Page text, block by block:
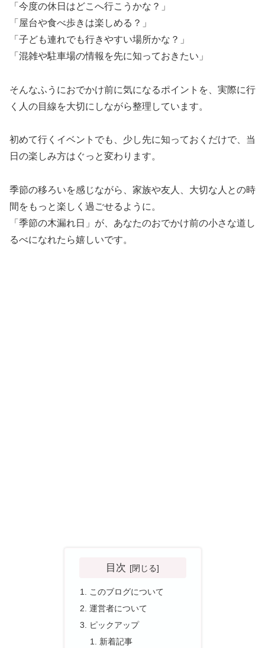
「今度の休日はどこへ行こうかな？」
「屋台や食べ歩きは楽しめる？」
「子ども連れでも行きやすい場所かな？」
「混雑や駐車場の情報を先に知っておきたい」
そんなふうにおでかけ前に気になるポイントを、実際に行
く人の目線を大切にしながら整理しています。
初めて行くイベントでも、少し先に知っておくだけで、当
日の楽しみ方はぐっと変わります。
季節の移ろいを感じながら、家族や友人、大切な人との時
間をもっと楽しく過ごせるように。
「季節の木漏れ日」が、あなたのおでかけ前の小さな道し
るべになれたら嬉しいです。
目次
このブログについて
運営者について
ピックアップ
新着記事